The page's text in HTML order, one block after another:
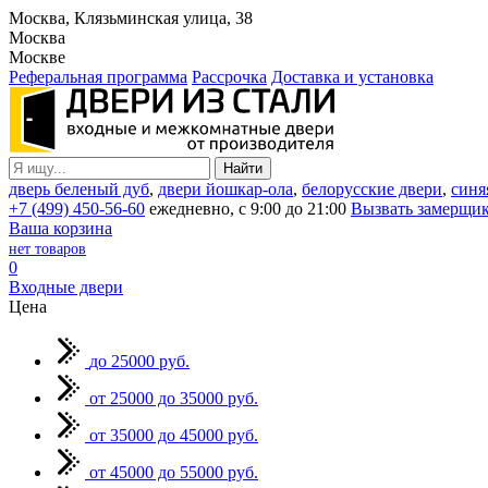
Москва, Клязьминская улица, 38
Москва
Москве
Реферальная программа Рассрочка Доставка и установка
дверь беленый дуб, двери йошкар-ола, белорусские двери,
+7 (499) 450-56-60 ежедневно, с 9:00 до 21:00 Вызвать
Ваша корзина
нет товаров
0
Входные двери
Цена
до 25000 руб.
от 25000 до 35000 руб.
от 35000 до 45000 руб.
от 45000 до 55000 руб.